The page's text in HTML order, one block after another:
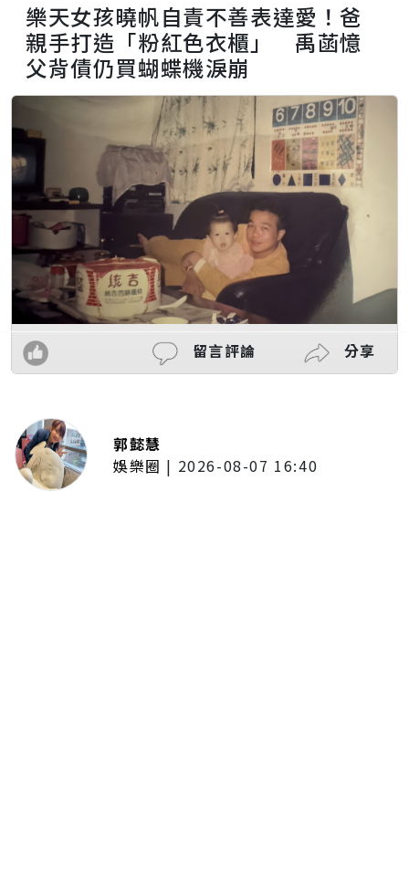
樂天女孩曉帆自責不善表達愛！爸
親手打造「粉紅色衣櫃」 禹菡憶
父背債仍買蝴蝶機淚崩
留言評論 分享
郭懿慧
娛樂圈 | 2026-08-07 16:40